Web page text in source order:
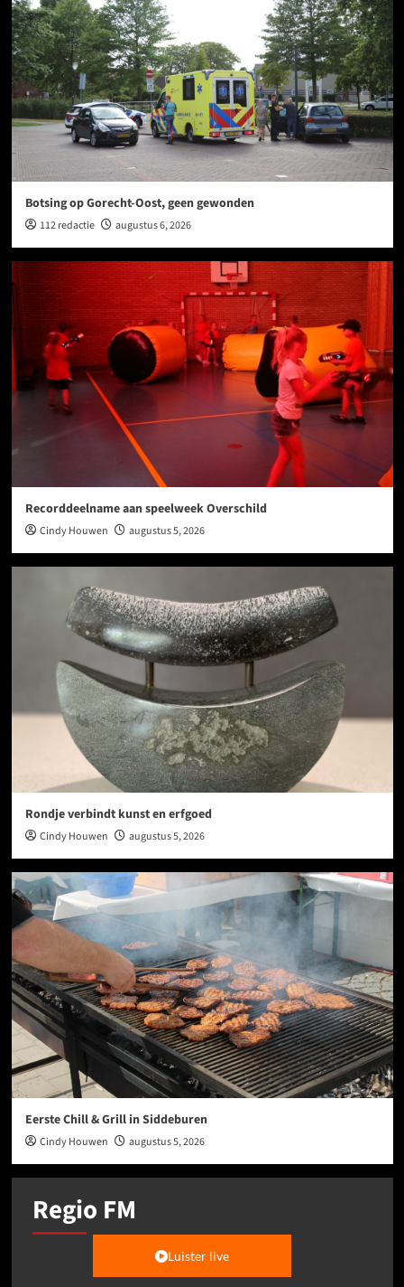
Botsing op Gorecht-Oost, geen gewonden
112 redactie augustus 6, 2026
Recorddeelname aan speelweek Overschild
Cindy Houwen augustus 5, 2026
Rondje verbindt kunst en erfgoed
Cindy Houwen augustus 5, 2026
Eerste Chill & Grill in Siddeburen
Cindy Houwen augustus 5, 2026
Regio FM
Luister live